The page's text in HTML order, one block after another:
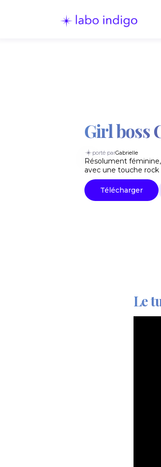
Girl boss
porté parGabrielle
Résolument
avec une touche
Télécharger
Le